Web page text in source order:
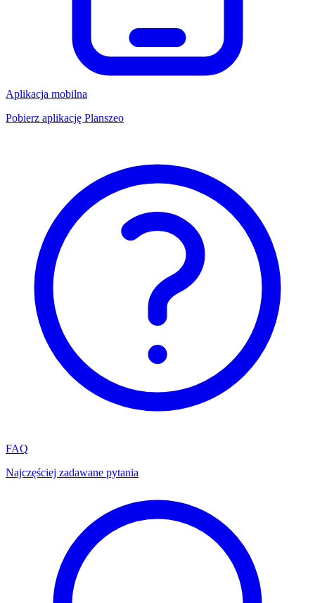
Aplikacja mobilna
Pobierz aplikację Planszeo
FAQ
Najczęściej zadawane pytania